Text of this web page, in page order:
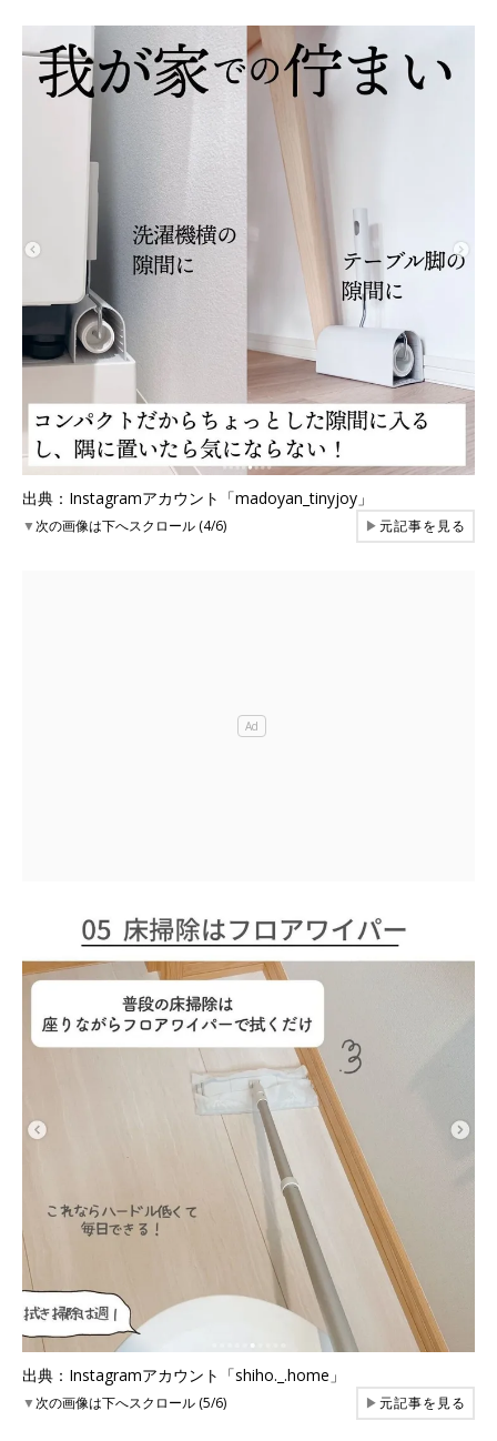
出典：Instagramアカウント「madoyan_tinyjoy」
▼次の画像は下へスクロール (4/6) ▶元記事を見る
出典：Instagramアカウント「shiho._.home」
▼次の画像は下へスクロール (5/6) ▶元記事を見る